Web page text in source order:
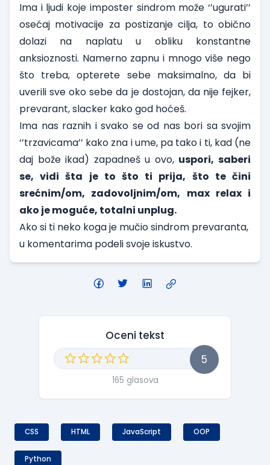
Ima i ljudi koje imposter sindrom može ‘’ugurati’’
osećaj motivacije za postizanje cilja, to obično
dolazi na naplatu u obliku konstantne
anksioznosti. Namerno zapnu i mnogo više nego
što treba, opterete sebe maksimalno, da bi
uverili sve oko sebe da je dostojan, da nije fejker,
prevarant, slacker kako god hoćeš.
Ima nas raznih i svako se od nas bori sa svojim
‘’trzavicama’’ kako zna i ume, pa tako i ti, kad (ne
daj bože ikad) zapadneš u ovo, uspori, saberi
se, vidi šta je to što ti prija, što te čini
srećnim/om, zadovoljnim/om, max relax i
ako je moguće, totalni unplug.
Ako si ti neko koga je mučio sindrom prevaranta,
u komentarima podeli svoje iskustvo.
Oceni tekst
5
165 glasova
CSS HTML JavaScript OOP
Python